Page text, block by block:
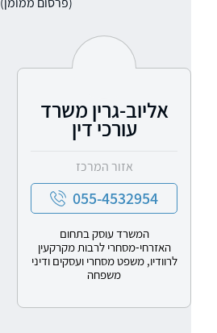
אליוב-גרין משרד
עורכי דין
אזור המרכז
055-4532954
המשרד עוסק בתחום
האזרחי-מסחרי לרבות מקרקעין
לרוודיו, משפט מסחרי ועסקים ודיני
משפחה